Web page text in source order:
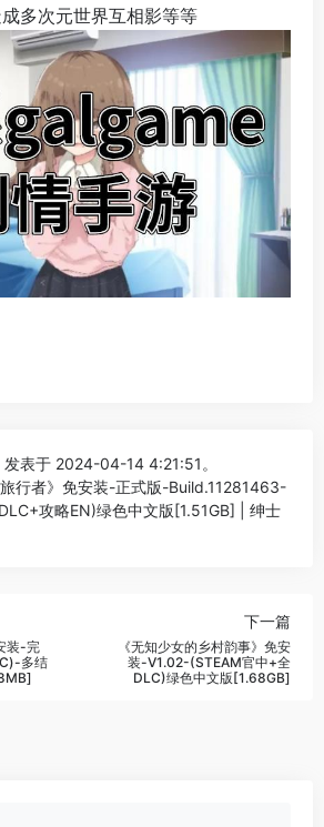
多次元世界互相影等等
发表于 2024-04-14 4:21:51。
旅行者》免安装-正式版-Build.11281463-
攻略EN)绿色中文版[1.51GB] | 绅士
装-完
多结
下一篇
《无知少女的乡村韵事》免安
装-V1.02-(STEAM官中+全
DLC)绿色中文版[1.68GB]